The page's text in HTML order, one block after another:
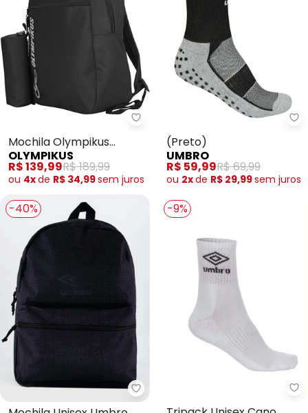
Mochila Olympikus Juvenil
Mochila Olympikus
Juvenil (Preto)
OLYMPIKUS
R$ 139,99R$ 189,99
ou 4xde R$ 34,99sem juros
(Preto)
UMBRO
R$ 59,99R$ 69,99
ou 2xde R$ 29,99sem juros
-40%
Mochila Unisex Umbro Print
-9%